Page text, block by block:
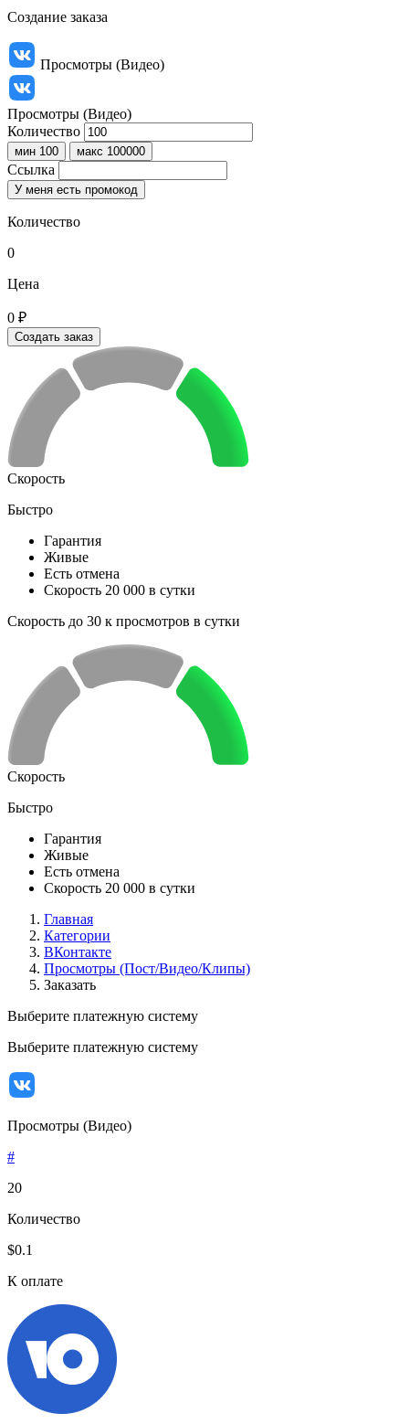
Создание заказа
Просмотры (Видео)
Просмотры (Видео)
Количество
мин 100 макс 100000
Ссылка
У меня есть промокод
Количество
0
Цена
0 ₽
Создать заказ
Скорость
Быстро
Гарантия
Живые
Есть отмена
Скорость 20 000 в сутки
Скорость до 30 к просмотров в сутки
Скорость
Быстро
Гарантия
Живые
Есть отмена
Скорость 20 000 в сутки
Главная
Категории
ВКонтакте
Просмотры (Пост/Видео/Клипы)
Заказать
Выберите платежную систему
Выберите платежную систему
Просмотры (Видео)
#
20
Количество
$0.1
К оплате